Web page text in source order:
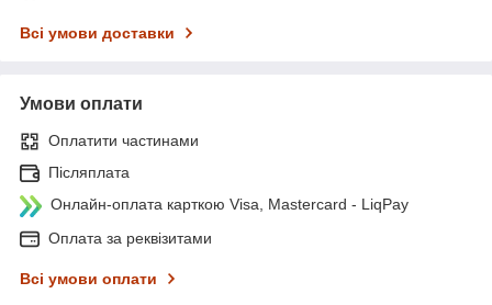
Всі умови доставки
Умови оплати
Оплатити частинами
Післяплата
Онлайн-оплата карткою Visa, Mastercard - LiqPay
Оплата за реквізитами
Всі умови оплати